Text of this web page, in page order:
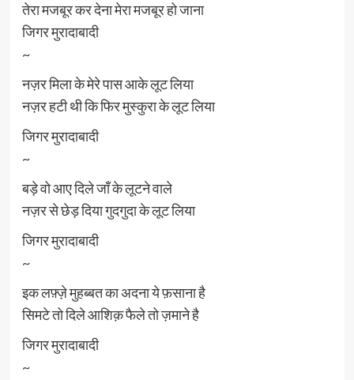
तेरा मजबूर कर देना मेरा मजबूर हो जाना
जिगर मुरादाबादी
~
नज़र मिला के मेरे पास आके लूट लिया
नज़र हटी थी कि फिर मुस्कुरा के लूट लिया
जिगर मुरादाबादी
~
बड़े वो आए दिले जाँ के लूटने वाले
नज़र से छेड़ दिया गुदगुदा के लूट लिया
जिगर मुरादाबादी
~
इक लफ़्ज़े मुहब्बत का अदना ये फ़साना है
सिमटे तो दिले आशिक़ फैले तो ज़माने है
जिगर मुरादाबादी
~